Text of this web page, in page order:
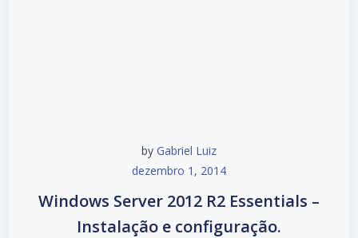
by Gabriel Luiz
dezembro 1, 2014
Windows Server 2012 R2 Essentials –
Instalação e configuração.